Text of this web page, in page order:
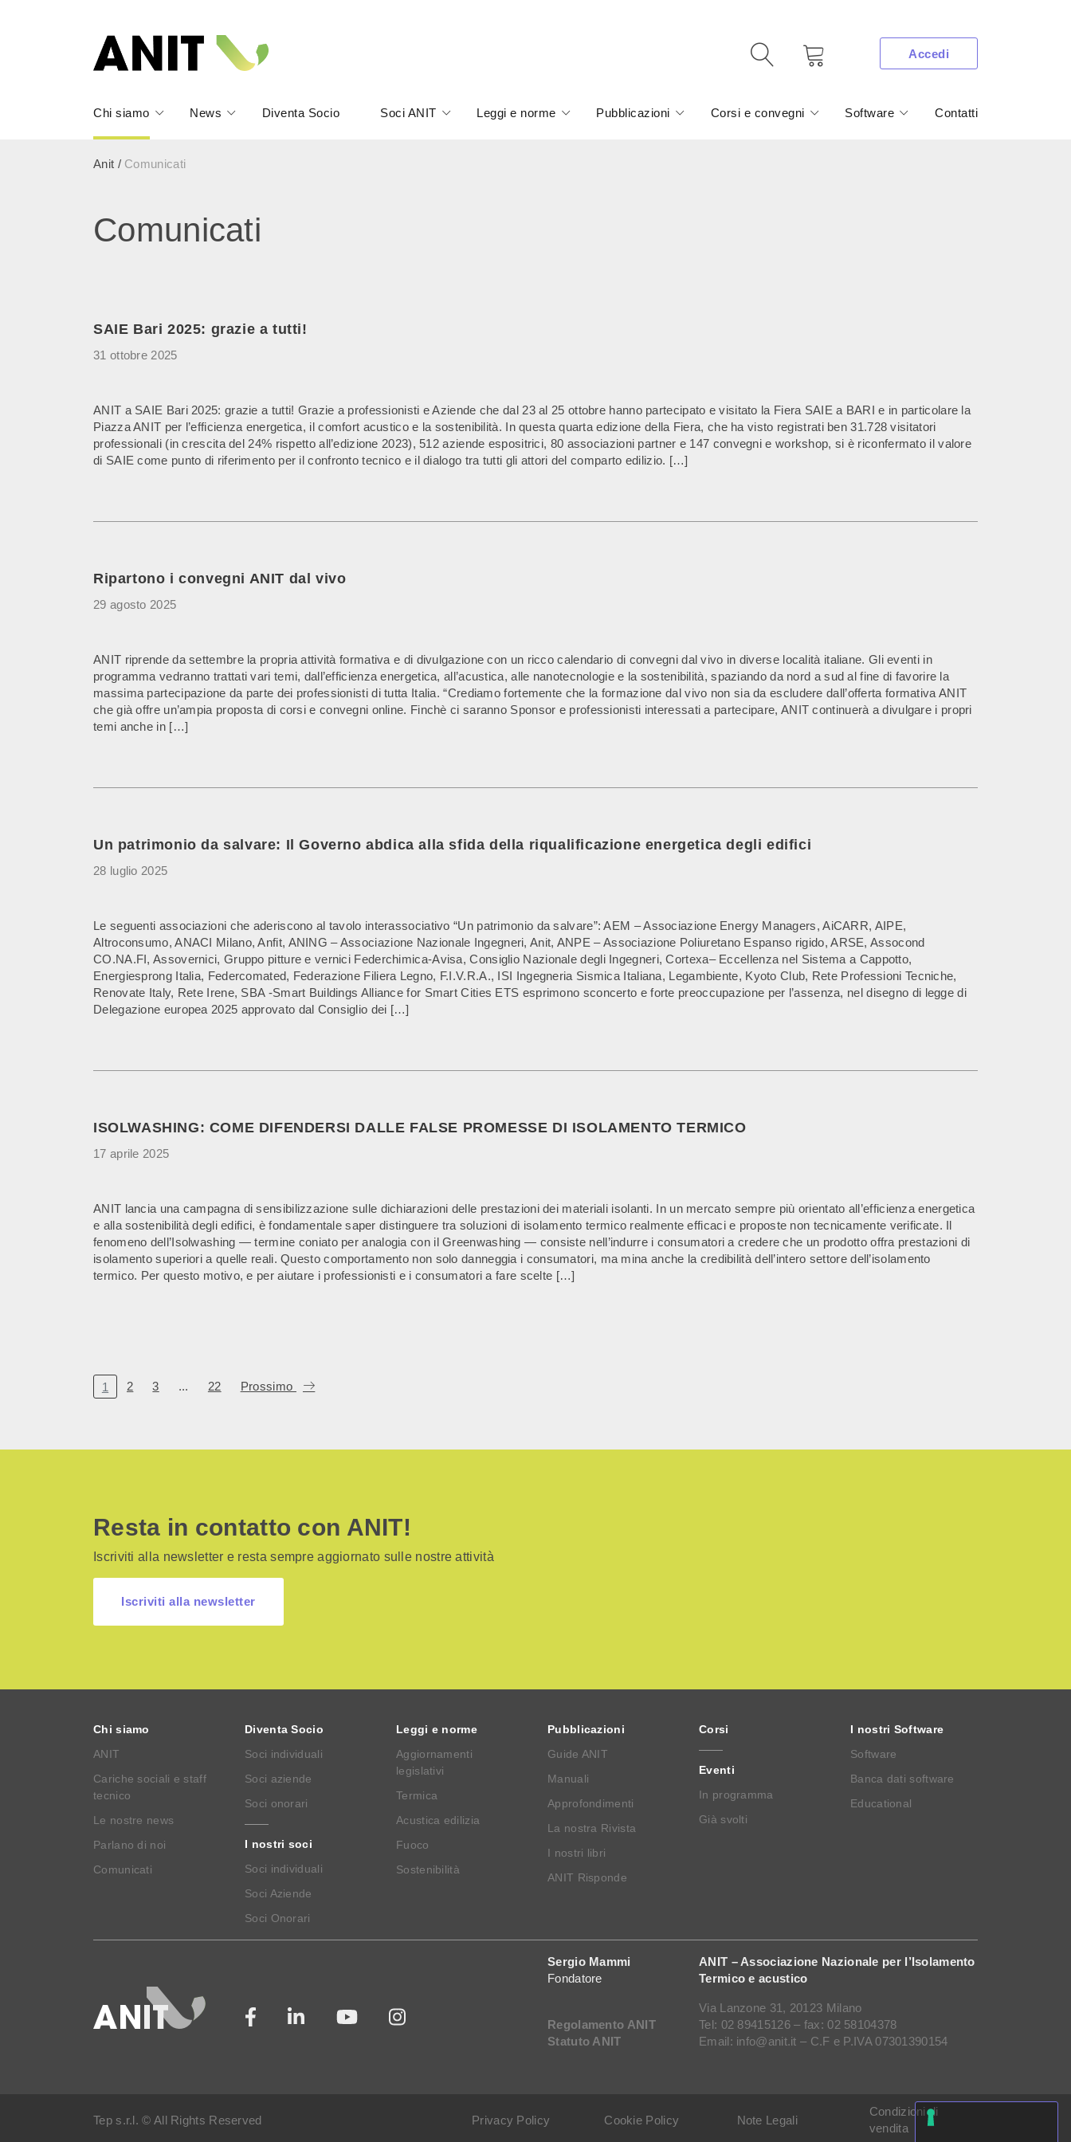
Accedi
Chi siamo News Diventa Socio Soci ANIT Leggi e norme Pubblicazioni Corsi e convegni Software Contatti
Anit / Comunicati
Comunicati
SAIE Bari 2025: grazie a tutti!
31 ottobre 2025
ANIT a SAIE Bari 2025: grazie a tutti! Grazie a professionisti e Aziende che dal 23 al 25 ottobre hanno partecipato e visitato la Fiera SAIE a BARI e in particolare la
Piazza ANIT per l’efficienza energetica, il comfort acustico e la sostenibilità. In questa quarta edizione della Fiera, che ha visto registrati ben 31.728 visitatori
professionali (in crescita del 24% rispetto all’edizione 2023), 512 aziende espositrici, 80 associazioni partner e 147 convegni e workshop, si è riconfermato il valore
di SAIE come punto di riferimento per il confronto tecnico e il dialogo tra tutti gli attori del comparto edilizio. […]
Ripartono i convegni ANIT dal vivo
29 agosto 2025
ANIT riprende da settembre la propria attività formativa e di divulgazione con un ricco calendario di convegni dal vivo in diverse località italiane. Gli eventi in
programma vedranno trattati vari temi, dall’efficienza energetica, all’acustica, alle nanotecnologie e la sostenibilità, spaziando da nord a sud al fine di favorire la
massima partecipazione da parte dei professionisti di tutta Italia. “Crediamo fortemente che la formazione dal vivo non sia da escludere dall’offerta formativa ANIT
che già offre un’ampia proposta di corsi e convegni online. Finchè ci saranno Sponsor e professionisti interessati a partecipare, ANIT continuerà a divulgare i propri
temi anche in […]
Un patrimonio da salvare: Il Governo abdica alla sfida della riqualificazione energetica degli edifici
28 luglio 2025
Le seguenti associazioni che aderiscono al tavolo interassociativo “Un patrimonio da salvare”: AEM – Associazione Energy Managers, AiCARR, AIPE,
Altroconsumo, ANACI Milano, Anfit, ANING – Associazione Nazionale Ingegneri, Anit, ANPE – Associazione Poliuretano Espanso rigido, ARSE, Assocond
CO.NA.FI, Assovernici, Gruppo pitture e vernici Federchimica-Avisa, Consiglio Nazionale degli Ingegneri, Cortexa– Eccellenza nel Sistema a Cappotto,
Energiesprong Italia, Federcomated, Federazione Filiera Legno, F.I.V.R.A., ISI Ingegneria Sismica Italiana, Legambiente, Kyoto Club, Rete Professioni Tecniche,
Renovate Italy, Rete Irene, SBA -Smart Buildings Alliance for Smart Cities ETS esprimono sconcerto e forte preoccupazione per l’assenza, nel disegno di legge di
Delegazione europea 2025 approvato dal Consiglio dei […]
ISOLWASHING: COME DIFENDERSI DALLE FALSE PROMESSE DI ISOLAMENTO TERMICO
17 aprile 2025
ANIT lancia una campagna di sensibilizzazione sulle dichiarazioni delle prestazioni dei materiali isolanti. In un mercato sempre più orientato all’efficienza energetica
e alla sostenibilità degli edifici, è fondamentale saper distinguere tra soluzioni di isolamento termico realmente efficaci e proposte non tecnicamente verificate. Il
fenomeno dell’Isolwashing — termine coniato per analogia con il Greenwashing — consiste nell’indurre i consumatori a credere che un prodotto offra prestazioni di
isolamento superiori a quelle reali. Questo comportamento non solo danneggia i consumatori, ma mina anche la credibilità dell’intero settore dell’isolamento
termico. Per questo motivo, e per aiutare i professionisti e i consumatori a fare scelte […]
1 2 3 ... 22 Prossimo
Resta in contatto con ANIT!
Iscriviti alla newsletter e resta sempre aggiornato sulle nostre attività
Iscriviti alla newsletter
Chi siamo
ANIT
Cariche sociali e staff
tecnico
Le nostre news
Parlano di noi
Comunicati
Diventa Socio
Soci individuali
Soci aziende
Soci onorari
I nostri soci
Soci individuali
Soci Aziende
Soci Onorari
Leggi e norme
Aggiornamenti
legislativi
Termica
Acustica edilizia
Fuoco
Sostenibilità
Pubblicazioni
Guide ANIT
Manuali
Approfondimenti
La nostra Rivista
I nostri libri
ANIT Risponde
Corsi
Eventi
In programma
Già svolti
I nostri Software
Software
Banca dati software
Educational
Sergio Mammi
Fondatore
Regolamento ANIT
Statuto ANIT
ANIT – Associazione Nazionale per l’Isolamento
Termico e acustico
Via Lanzone 31, 20123 Milano
Tel: 02 89415126 – fax: 02 58104378
Email: info@anit.it – C.F e P.IVA 07301390154
Tep s.r.l. © All Rights Reserved Privacy Policy Cookie Policy Note Legali
Condizioni di
vendita